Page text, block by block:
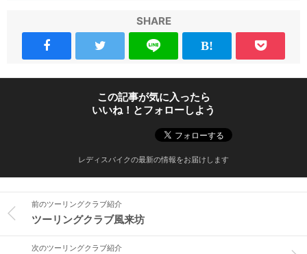
SHARE
この記事が気に入ったら
いいね！とフォローしよう
レディスバイクの最新の情報をお届けします
前のツーリングクラブ紹介
ツーリングクラブ風来坊
次のツーリングクラブ紹介